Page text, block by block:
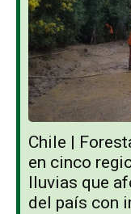
Chile |
en cinco
lluvias que
del país con